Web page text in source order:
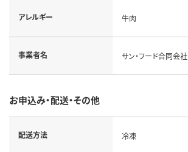
アレルギー 牛肉
事業者名 サン・フード合同会社
お申込み・配送・その他
配送方法 冷凍